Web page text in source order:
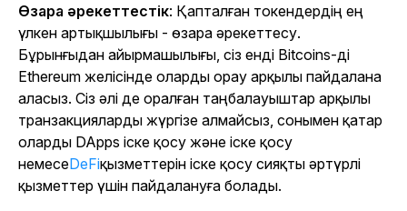
Өзара әрекеттестік: Қапталған токендердің ең
үлкен артықшылығы - өзара әрекеттесу.
Бұрынғыдан айырмашылығы, сіз енді Bitcoins-ді
Ethereum желісінде оларды орау арқылы пайдалана
аласыз. Сіз әлі де оралған таңбалауыштар арқылы
транзакцияларды жүргізе алмайсыз, сонымен қатар
оларды DApps іске қосу және іске қосу
немесеDeFiқызметтерін іске қосу сияқты әртүрлі
қызметтер үшін пайдалануға болады.